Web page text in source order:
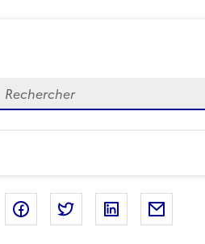
Rechercher
Partager sur Facebook
Partager sur Twitter
Partager